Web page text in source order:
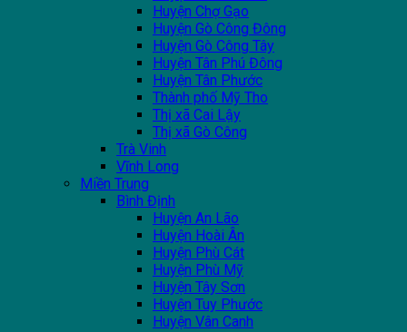
Huyện Chợ Gạo
Huyện Gò Công Đông
Huyện Gò Công Tây
Huyện Tân Phú Đông
Huyện Tân Phước
Thành phố Mỹ Tho
Thị xã Cai Lậy
Thị xã Gò Công
Trà Vinh
Vĩnh Long
Miền Trung
Bình Định
Huyện An Lão
Huyện Hoài Ân
Huyện Phù Cát
Huyện Phù Mỹ
Huyện Tây Sơn
Huyện Tuy Phước
Huyện Vân Canh